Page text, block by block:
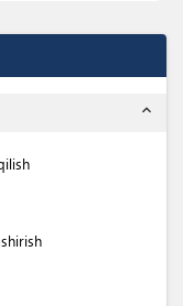
expand_less